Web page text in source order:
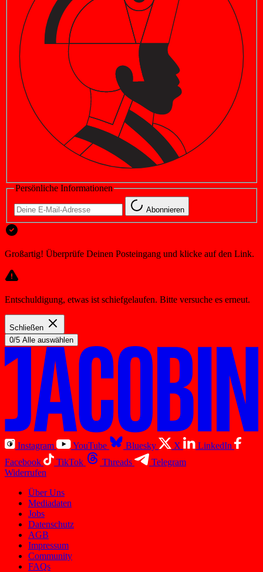
Persönliche Informationen
Abonnieren
Großartig! Überprüfe Deinen Posteingang und klicke auf den Link.
Entschuldigung, etwas ist schiefgelaufen. Bitte versuche es erneut.
Schließen
0/5 Alle auswählen
Instagram YouTube Bluesky X
LinkedIn
Facebook
TikTok Threads
Telegram
Widerrufen
Über Uns
Mediadaten
Jobs
Datenschutz
AGB
Impressum
Community
FAQs